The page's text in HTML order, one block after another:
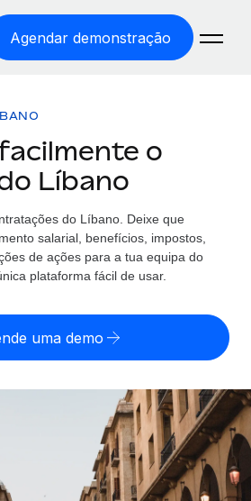
Agendar demonstração
Salarial
fácil e em conformidade
países
emprego global por país
com os outros
estratégicos
na sua plataforma de forma
de sessão
o
Líbano
do Líbano. Deixe que
salarial, benefícios, impostos,
de ações para a tua equipa do
plataforma fácil de usar.
uma demo